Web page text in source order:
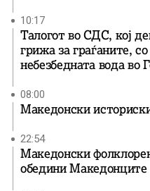
10:17
Талогот во СДС, кој
грижа за граѓаните,
небезбедната вода во
08:00
Македонски
22:54
Македонски
обедини Македонците